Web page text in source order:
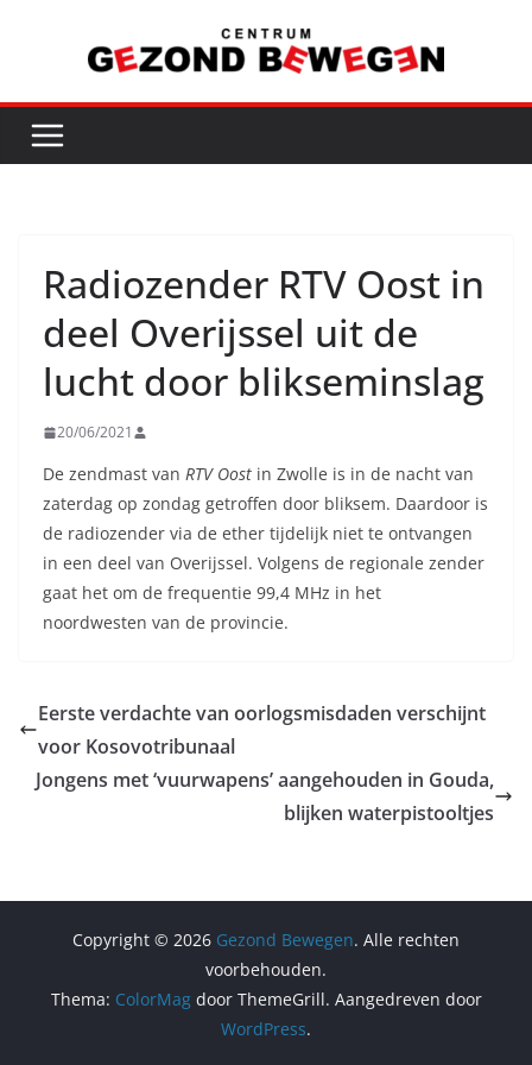
inhoud
Radiozender RTV Oost in
deel Overijssel uit de
lucht door blikseminslag
20/06/2021
De zendmast van RTV Oost in Zwolle is in de nacht van
zaterdag op zondag getroffen door bliksem. Daardoor is
de radiozender via de ether tijdelijk niet te ontvangen
in een deel van Overijssel. Volgens de regionale zender
gaat het om de frequentie 99,4 MHz in het
noordwesten van de provincie.
Eerste verdachte van oorlogsmisdaden verschijnt
voor Kosovotribunaal
Jongens met ‘vuurwapens’ aangehouden in Gouda,
blijken waterpistooltjes
Copyright © 2026 Gezond Bewegen. Alle rechten
voorbehouden.
Thema: ColorMagdoor ThemeGrill. Aangedreven door
WordPress.